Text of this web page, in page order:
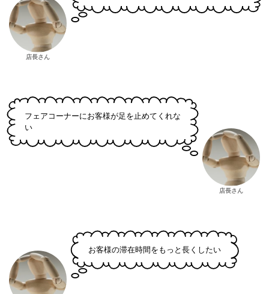
店長さん
フェアコーナーにお客様が足を止めてくれな
い
店長さん
お客様の滞在時間をもっと長くしたい